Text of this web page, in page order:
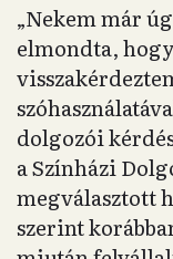
„Nekem már
elmondta,
dolgozói
a Színházi
megválasztott
szerint